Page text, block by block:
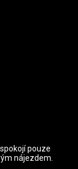
pouze
nájezdem.